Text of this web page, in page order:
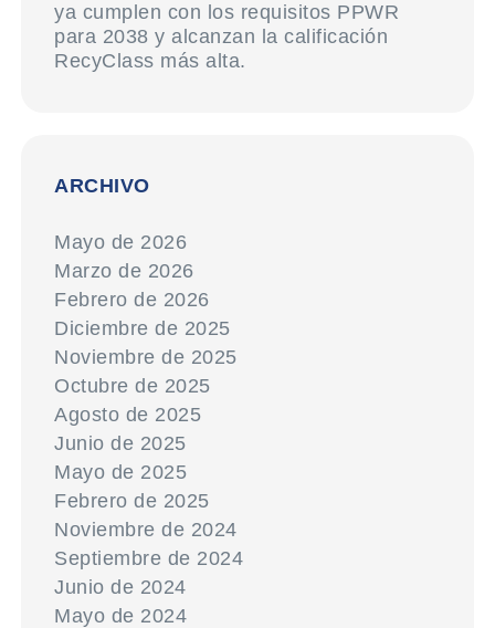
ya cumplen con los requisitos PPWR
para 2038 y alcanzan la calificación
RecyClass más alta.
ARCHIVO
Mayo de 2026
Marzo de 2026
Febrero de 2026
Diciembre de 2025
Noviembre de 2025
Octubre de 2025
Agosto de 2025
Junio de 2025
Mayo de 2025
Febrero de 2025
Noviembre de 2024
Septiembre de 2024
Junio de 2024
Mayo de 2024